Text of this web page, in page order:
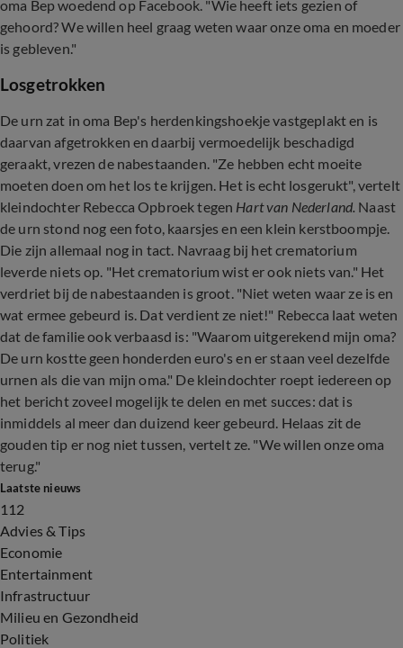
oma Bep woedend op Facebook. "Wie heeft iets gezien of
gehoord? We willen heel graag weten waar onze oma en moeder
is gebleven."
Losgetrokken
De urn zat in oma Bep's herdenkingshoekje vastgeplakt en is
daarvan afgetrokken en daarbij vermoedelijk beschadigd
geraakt, vrezen de nabestaanden. "Ze hebben echt moeite
moeten doen om het los te krijgen. Het is echt losgerukt", vertelt
kleindochter Rebecca Opbroek tegen Hart van Nederland. Naast
de urn stond nog een foto, kaarsjes en een klein kerstboompje.
Die zijn allemaal nog in tact. Navraag bij het crematorium
leverde niets op. "Het crematorium wist er ook niets van." Het
verdriet bij de nabestaanden is groot. "Niet weten waar ze is en
wat ermee gebeurd is. Dat verdient ze niet!" Rebecca laat weten
dat de familie ook verbaasd is: "Waarom uitgerekend mijn oma?
De urn kostte geen honderden euro's en er staan veel dezelfde
urnen als die van mijn oma." De kleindochter roept iedereen op
het bericht zoveel mogelijk te delen en met succes: dat is
inmiddels al meer dan duizend keer gebeurd. Helaas zit de
gouden tip er nog niet tussen, vertelt ze. "We willen onze oma
terug."
Laatste nieuws
112
Advies & Tips
Economie
Entertainment
Infrastructuur
Milieu en Gezondheid
Politiek